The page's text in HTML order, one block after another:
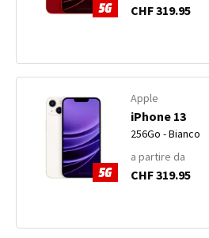
CHF 319.95
Apple
iPhone 13
256Go - Bianco
a partire da
CHF 319.95